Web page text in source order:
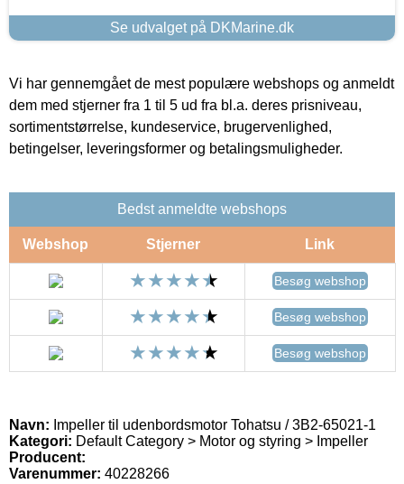
Se udvalget på DKMarine.dk
Vi har gennemgået de mest populære webshops og anmeldt
dem med stjerner fra 1 til 5 ud fra bl.a. deres prisniveau,
sortimentstørrelse, kundeservice, brugervenlighed,
betingelser, leveringsformer og betalingsmuligheder.
Bedst anmeldte webshops
Webshop Stjerner Link
Besøg webshop
Besøg webshop
Besøg webshop
Navn: Impeller til udenbordsmotor Tohatsu / 3B2-65021-1
Kategori: Default Category > Motor og styring > Impeller
Producent:
Varenummer: 40228266